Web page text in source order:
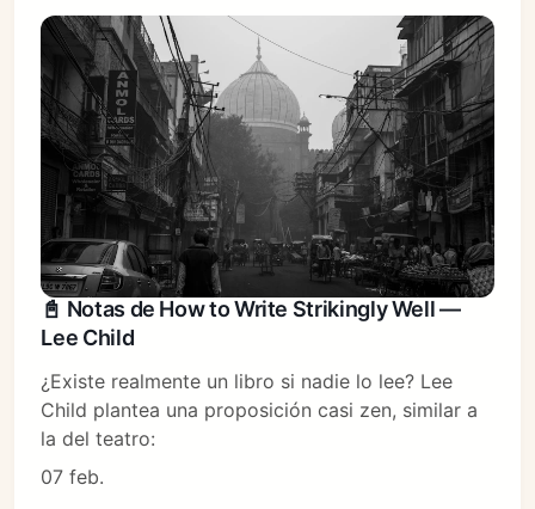
📓 Notas de How to Write Strikingly Well —
Lee Child
¿Existe realmente un libro si nadie lo lee? Lee
Child plantea una proposición casi zen, similar a
la del teatro:
07 feb.